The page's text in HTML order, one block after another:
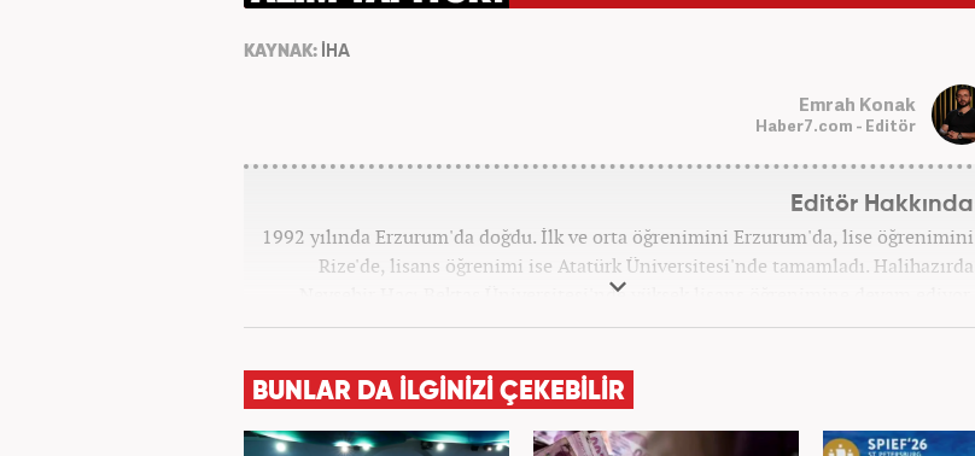
KAYNAK: İHA
Emrah Konak
Haber7.com - Editör
Editör Hakkında
1992 yılında Erzurum'da doğdu. İlk ve orta öğrenimini Erzurum'da, lise öğrenimini
Rize'de, lisans öğrenimi ise Atatürk Üniversitesi'nde tamamladı. Halihazırda
Nevşehir Hacı Bektaş Üniversitesi'nde yüksek lisans öğrenimine devam ediyor.
Meslek hayatına 2015 yılında başlayıp birçok haber sitesi ve televizyon kanalında
BUNLAR DA İLGİNİZİ ÇEKEBİLİR